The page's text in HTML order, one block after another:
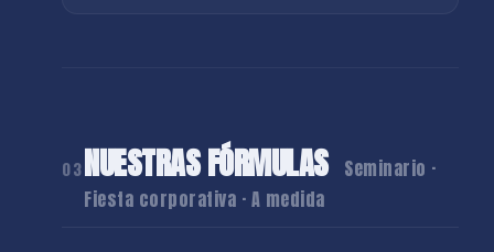
03NUESTRAS FÓRMULAS
Seminario ·
Fiesta corporativa · A medida